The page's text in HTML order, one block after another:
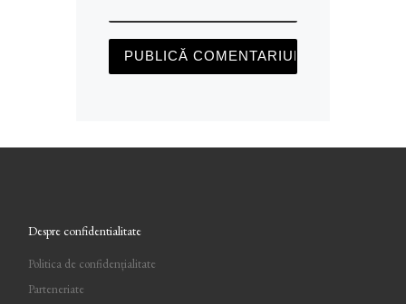
Despre confidentialitate
Politica de confidențialitate
Parteneriate